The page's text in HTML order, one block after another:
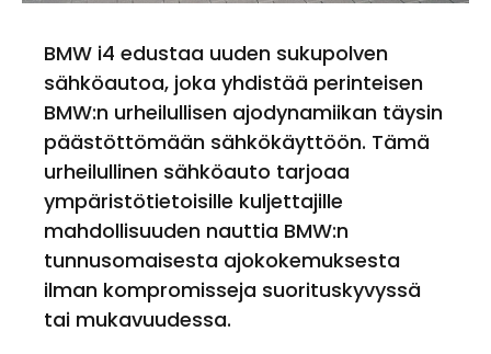
BMW i4 edustaa uuden sukupolven
sähköautoa, joka yhdistää perinteisen
BMW:n urheilullisen ajodynamiikan täysin
päästöttömään sähkökäyttöön. Tämä
urheilullinen sähköauto tarjoaa
ympäristötietoisille kuljettajille
mahdollisuuden nauttia BMW:n
tunnusomaisesta ajokokemuksesta
ilman kompromisseja suorituskyvyssä
tai mukavuudessa.